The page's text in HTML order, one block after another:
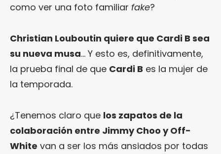
como ver una foto familiar fake?
Christian Louboutin quiere que Cardi B sea
su nueva musa… Y esto es, definitivamente,
la prueba final de que Cardi B es la mujer de
la temporada.
¿Tenemos claro que los zapatos de la
colaboración entre Jimmy Choo y Off-
White van a ser los más ansiados por todas